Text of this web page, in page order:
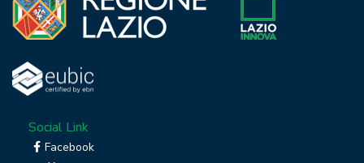
Social Link
Facebook